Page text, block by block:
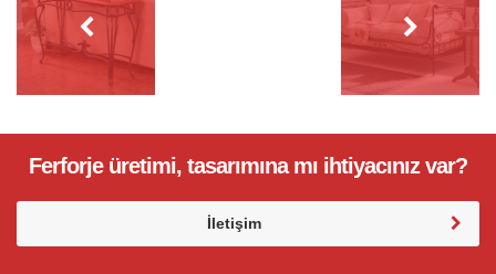
Ferforje üretimi, tasarımına mı ihtiyacınız var?
İletişim